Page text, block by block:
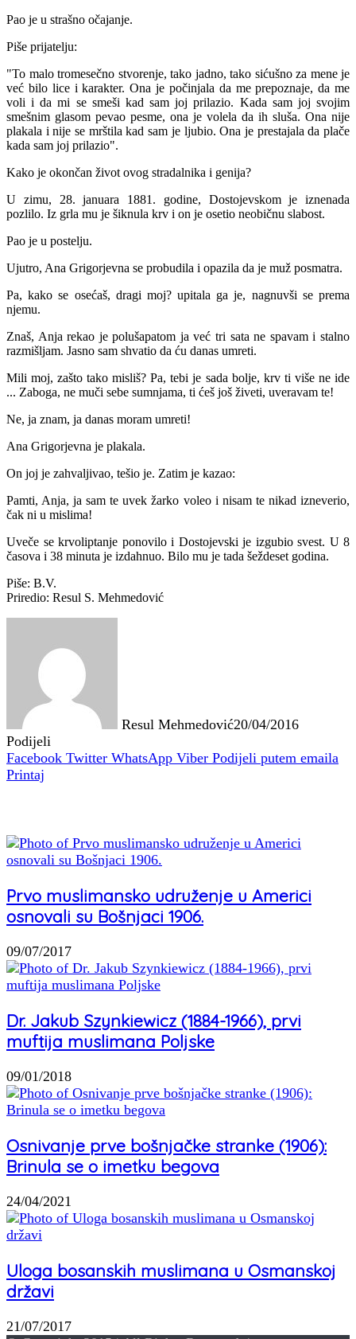
Pao je u strašno očajanje.
Piše prijatelju:
"To malo tromesečno stvorenje, tako jadno, tako sićušno za mene je
već bilo lice i karakter. Ona je počinjala da me prepoznaje, da me
voli i da mi se smeši kad sam joj prilazio. Kada sam joj svojim
smešnim glasom pevao pesme, ona je volela da ih sluša. Ona nije
plakala i nije se mrštila kad sam je ljubio. Ona je prestajala da plače
kada sam joj prilazio".
Kako je okončan život ovog stradalnika i genija?
U zimu, 28. januara 1881. godine, Dostojevskom je iznenada
pozlilo. Iz grla mu je šiknula krv i on je osetio neobičnu slabost.
Pao je u postelju.
Ujutro, Ana Grigorjevna se probudila i opazila da je muž posmatra.
Pa, kako se osećaš, dragi moj? upitala ga je, nagnuvši se prema
njemu.
Znaš, Anja rekao je polušapatom ja već tri sata ne spavam i stalno
razmišljam. Jasno sam shvatio da ću danas umreti.
Mili moj, zašto tako misliš? Pa, tebi je sada bolje, krv ti više ne ide
... Zaboga, ne muči sebe sumnjama, ti ćeš još živeti, uveravam te!
Ne, ja znam, ja danas moram umreti!
Ana Grigorjevna je plakala.
On joj je zahvaljivao, tešio je. Zatim je kazao:
Pamti, Anja, ja sam te uvek žarko voleo i nisam te nikad izneverio,
čak ni u mislima!
Uveče se krvoliptanje ponovilo i Dostojevski je izgubio svest. U 8
časova i 38 minuta je izdahnuo. Bilo mu je tada šeždeset godina.
Piše: B.V.
Priredio: Resul S. Mehmedović
Resul Mehmedović20/04/2016
Podijeli
Facebook Twitter WhatsApp Viber Podijeli putem emaila
Printaj
Prvo muslimansko udruženje u Americi
osnovali su Bošnjaci 1906.
09/07/2017
Dr. Jakub Szynkiewicz (1884-1966), prvi
muftija muslimana Poljske
09/01/2018
Osnivanje prve bošnjačke stranke (1906):
Brinula se o imetku begova
24/04/2021
Uloga bosanskih muslimana u Osmanskoj
državi
21/07/2017